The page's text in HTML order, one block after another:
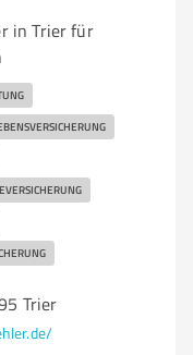
in Trier für
Trier